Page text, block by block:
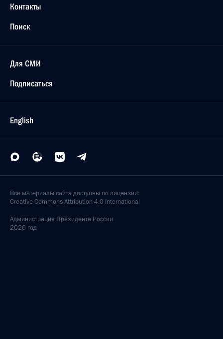
Контакты
Поиск
Для СМИ
Подписаться
English
Все материалы сайта доступны по лицензии:
Creative Commons Attribution 4.0 International
Администрация Президента России
2026 год